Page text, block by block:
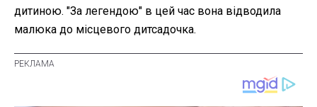
дитиною. "За легендою" в цей час вона відводила
малюка до місцевого дитсадочка.